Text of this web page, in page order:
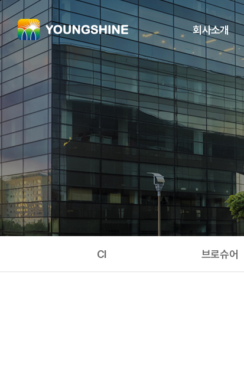
회사소개
CEO인사말
비전
주요연혁
안전경영
공시
오시는 길
CI 브로슈어